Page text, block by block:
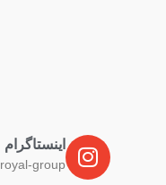
اینستاگرام
royal-group